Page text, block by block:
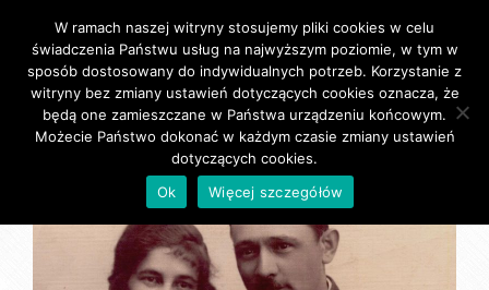
Primary Menu
W ramach naszej witryny stosujemy pliki cookies w celu
świadczenia Państwu usług na najwyższym poziomie, w tym w
sposób dostosowany do indywidualnych potrzeb. Korzystanie z
witryny bez zmiany ustawień dotyczących cookies oznacza, że
będą one zamieszczane w Państwa urządzeniu końcowym.
Możecie Państwo dokonać w każdym czasie zmiany ustawień
dotyczących cookies.
Ok
Więcej szczegółów